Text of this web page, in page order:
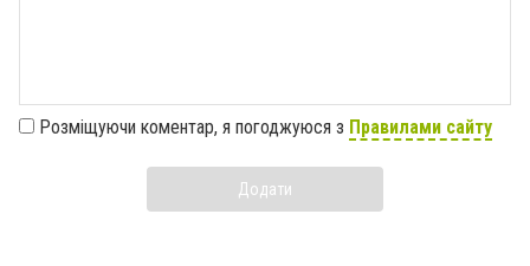
Розміщуючи коментар, я погоджуюся з Правилами сайту
Додати